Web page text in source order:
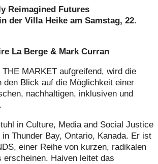
Reimagined Futures
der Villa Heike am Samstag, 22.
La Berge & Mark Curran
MARKET aufgreifend, wird die
Blick auf die Möglichkeit einer
nachhaltigen, inklusiven und
in Culture, Media and Social Justice
Thunder Bay, Ontario, Kanada. Er ist
einer Reihe von kurzen, radikalen
Haiven leitet das